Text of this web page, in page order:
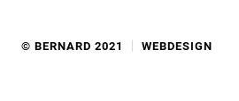
© BERNARD 2021 WEBDESIGN